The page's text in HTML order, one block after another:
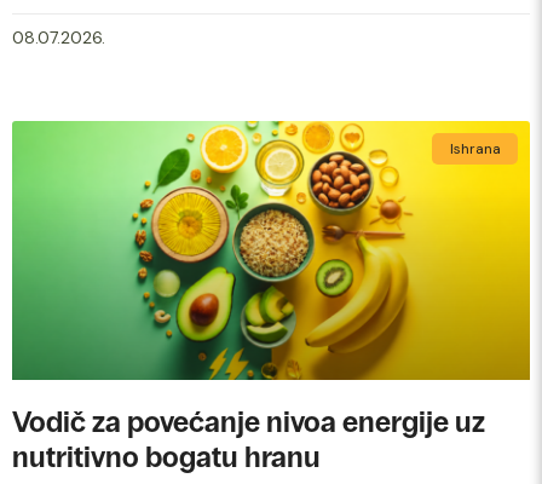
08.07.2026.
Ishrana
Vodič za povećanje nivoa energije uz
nutritivno bogatu hranu